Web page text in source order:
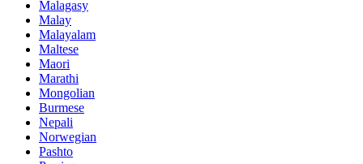
Malagasy
Malay
Malayalam
Maltese
Maori
Marathi
Mongolian
Burmese
Nepali
Norwegian
Pashto